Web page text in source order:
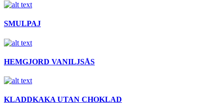
SMULPAJ
HEMGJORD VANILJSÅS
KLADDKAKA UTAN CHOKLAD